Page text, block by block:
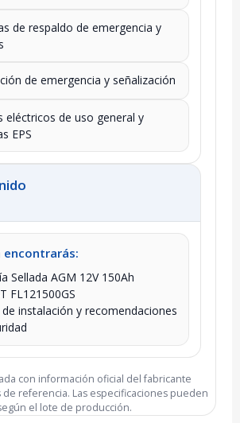
de respaldo de emergencia y
de emergencia y señalización
eléctricos de uso general y
EPS
encontrarás:
Sellada AGM 12V 150Ah
FL121500GS
instalación y recomendaciones
con información oficial del fabricante
de referencia. Las especificaciones pueden
el lote de producción.